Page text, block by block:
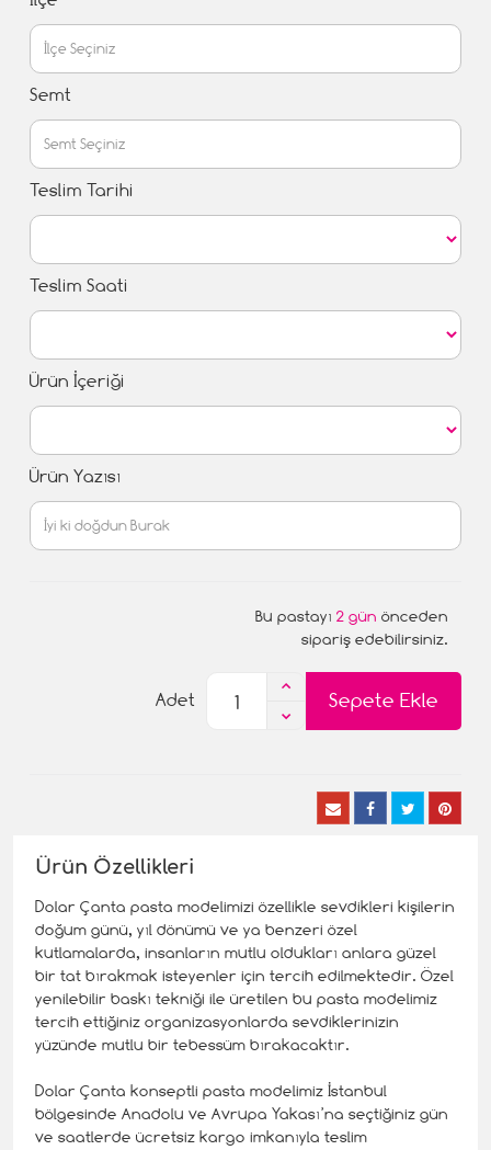
Semt
Teslim Tarihi
Teslim Saati
Ürün İçeriği
Ürün Yazısı
Bu pastayı 2 gün önceden
sipariş edebilirsiniz.
Sepete Ekle
Adet
Ürün Özellikleri
Dolar Çanta pasta modelimizi özellikle sevdikleri kişilerin
doğum günü, yıl dönümü ve ya benzeri özel
kutlamalarda, insanların mutlu oldukları anlara güzel
bir tat bırakmak isteyenler için tercih edilmektedir. Özel
yenilebilir baskı tekniği ile üretilen bu pasta modelimiz
tercih ettiğiniz organizasyonlarda sevdiklerinizin
yüzünde mutlu bir tebessüm bırakacaktır.
Dolar Çanta konseptli pasta modelimiz İstanbul
bölgesinde Anadolu ve Avrupa Yakası’na seçtiğiniz gün
ve saatlerde ücretsiz kargo imkanıyla teslim